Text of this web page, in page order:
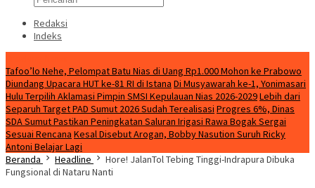
Redaksi
Indeks
Tafoo’lo Nehe, Pelompat Batu Nias di Uang Rp1.000 Mohon ke Prabowo
Diundang Upacara HUT ke-81 RI di Istana Di Musyawarah ke-1, Yonimasari
Hulu Terpilih Aklamasi Pimpin SMSI Kepulauan Nias 2026-2029Lebih dari
Separuh Target PAD Sumut 2026 Sudah Terealisasi Progres 6%, Dinas
SDA Sumut Pastikan Peningkatan Saluran Irigasi Rawa Bogak Sergai
Sesuai Rencana Kesal Disebut Arogan, Bobby Nasution Suruh Ricky
Antoni Belajar Lagi
Beranda
Headline
Hore! JalanTol Tebing Tinggi-Indrapura Dibuka
Fungsional di Nataru Nanti